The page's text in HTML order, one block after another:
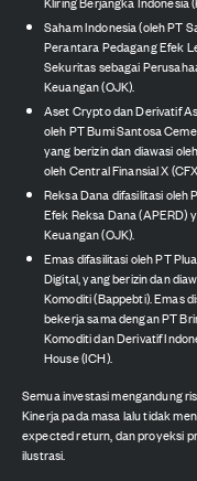
Saham Indonesia (oleh PT
Perantara Pedagang Efek
Sekuritas sebagai
Keuangan (OJK).
Aset Crypto dan Derivatif
oleh PT Bumi Santosa
yang berizin dan diawasi
oleh Central Finansial X
Reksa Dana difasilitasi oleh
Efek Reksa Dana (APERD)
Keuangan (OJK).
Emas difasilitasi oleh PT
Digital, yang berizin dan
Komoditi (Bappebti). Emas
bekerja sama dengan PT
Komoditi dan Derivatif
House (ICH).
Semua investasi mengandung
Kinerja pada masa lalu tidak
expected return, dan proyeksi
ilustrasi.